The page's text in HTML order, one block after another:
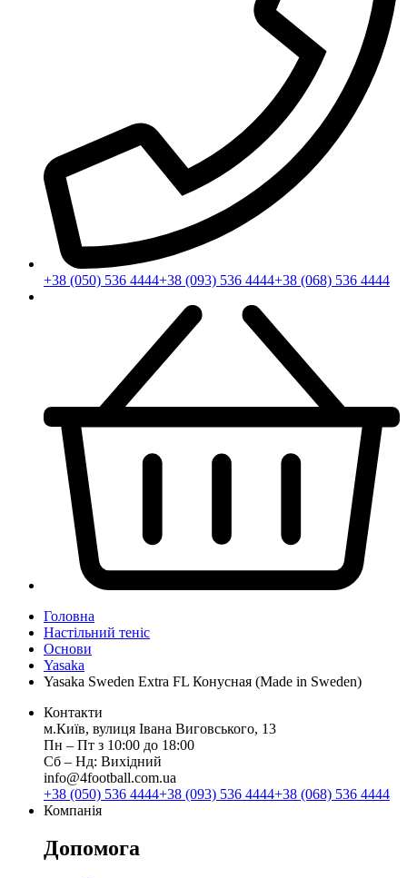
+38 (050) 536 4444+38 (093) 536 4444+38 (068) 536 4444
Головна
Настільний теніс
Основи
Yasaka
Yasaka Sweden Extra FL Конусная (Made in Sweden)
Контакти
м.Київ, вулиця Івана Виговського, 13
Пн ‒ Пт з 10:00 до 18:00
Сб ‒ Нд: Вихідний
info@4football.com.ua
+38 (050) 536 4444+38 (093) 536 4444+38 (068) 536 4444
Компанія
Допомога